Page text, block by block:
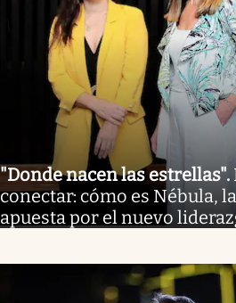
"Donde nacen las estrellas".
conectar: cómo es Nébula,
apuesta por el nuevo